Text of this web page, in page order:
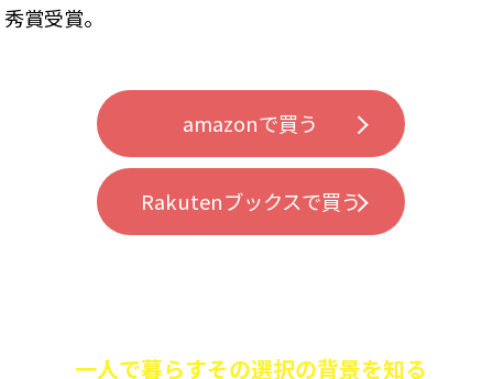
秀賞受賞。
amazonで買う
Rakutenブックスで買う
一人で暮らすその選択の背景を知る